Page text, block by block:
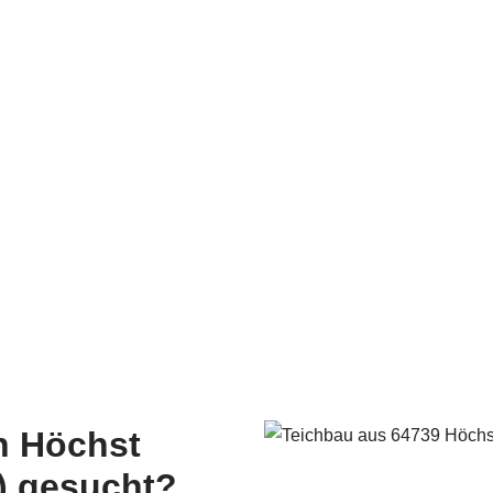
Höchst